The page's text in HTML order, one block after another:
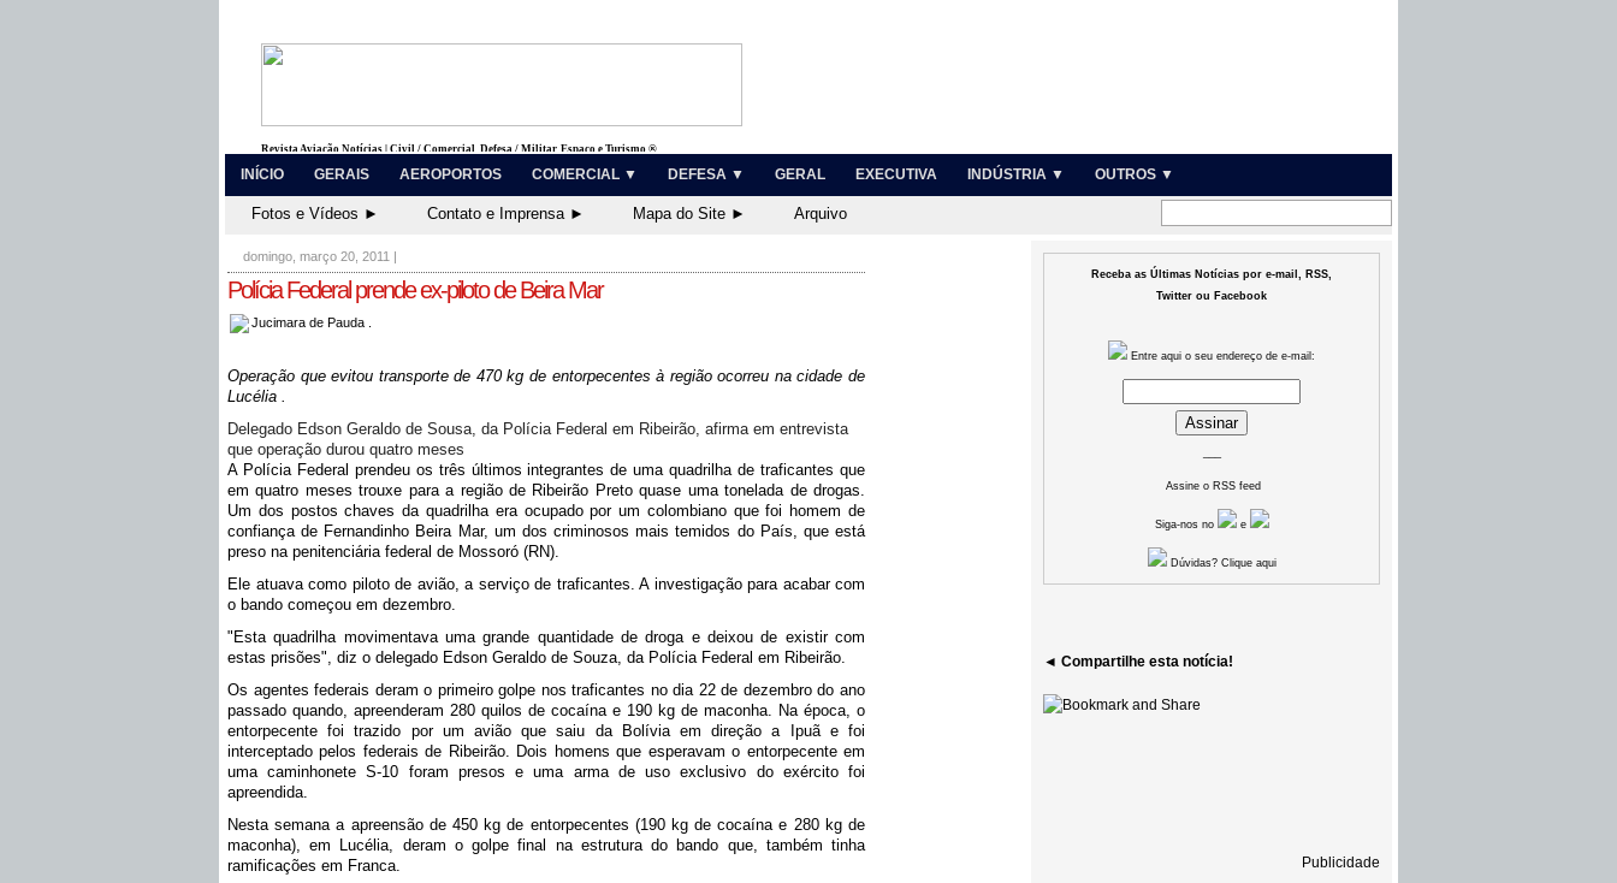
Revista Aviação Notícias | Civil / Comercial, Defesa / Militar, Espaço e Turismo ®
INÍCIO GERAIS AEROPORTOS COMERCIAL ▼ DEFESA ▼ GERAL EXECUTIVA INDÚSTRIA ▼ OUTROS ▼
Fotos e Vídeos ► Contato e Imprensa ► Mapa do Site ► Arquivo
domingo, março 20, 2011 |
Polícia Federal prende ex-piloto de Beira Mar
Jucimara de Pauda .
Operação que evitou transporte de 470 kg de entorpecentes à região ocorreu na cidade de
Lucélia .
Delegado Edson Geraldo de Sousa, da Polícia Federal em Ribeirão, afirma em entrevista
que operação durou quatro meses
A Polícia Federal prendeu os três últimos integrantes de uma quadrilha de traficantes que
em quatro meses trouxe para a região de Ribeirão Preto quase uma tonelada de drogas.
Um dos postos chaves da quadrilha era ocupado por um colombiano que foi homem de
confiança de Fernandinho Beira Mar, um dos criminosos mais temidos do País, que está
preso na penitenciária federal de Mossoró (RN).
Ele atuava como piloto de avião, a serviço de traficantes. A investigação para acabar com
o bando começou em dezembro.
"Esta quadrilha movimentava uma grande quantidade de droga e deixou de existir com
estas prisões", diz o delegado Edson Geraldo de Souza, da Polícia Federal em Ribeirão.
Os agentes federais deram o primeiro golpe nos traficantes no dia 22 de dezembro do ano
passado quando, apreenderam 280 quilos de cocaína e 190 kg de maconha. Na época, o
entorpecente foi trazido por um avião que saiu da Bolívia em direção a Ipuã e foi
interceptado pelos federais de Ribeirão. Dois homens que esperavam o entorpecente em
uma caminhonete S-10 foram presos e uma arma de uso exclusivo do exército foi
apreendida.
Nesta semana a apreensão de 450 kg de entorpecentes (190 kg de cocaína e 280 kg de
maconha), em Lucélia, deram o golpe final na estrutura do bando que, também tinha
ramificações em Franca.
Receba as Últimas Notícias por e-mail, RSS,
Twitter ou Facebook
Entre aqui o seu endereço de e-mail:
Assine o RSS feed
Siga-nos no e
Dúvidas? Clique aqui
◄ Compartilhe esta notícia!
Publicidade